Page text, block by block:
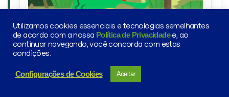
divertida, muito associada a conversas com
crianças.
Utilizamos cookies essenciais e tecnologias semelhantes
de acordo com a nossa Política de Privacidadee, ao
continuar navegando, você concorda com estas
condições.
Configurações de Cookies Aceitar